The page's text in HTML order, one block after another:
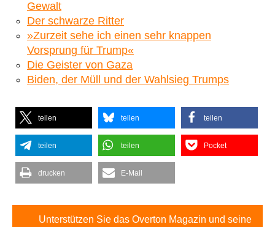
Gewalt
Der schwarze Ritter
»Zurzeit sehe ich einen sehr knappen
Vorsprung für Trump«
Die Geister von Gaza
Biden, der Müll und der Wahlsieg Trumps
teilen teilen teilen
teilen teilen Pocket
drucken E-Mail
Unterstützen Sie das Overton Magazin und seine